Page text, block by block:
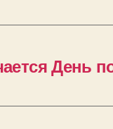
День